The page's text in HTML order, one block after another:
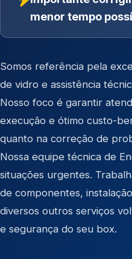
menor tempo
Somos referência pela
de vidro e assistência
Nosso foco é garantir
execução e ótimo custo-
quanto na correção de
Nossa equipe técnica de
situações urgentes.
de componentes,
diversos outros serviços
e segurança do seu box.